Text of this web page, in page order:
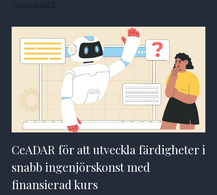
7 augusti 2026
CeADAR för att utveckla färdigheter i
snabb ingenjörskonst med
finansierad kurs